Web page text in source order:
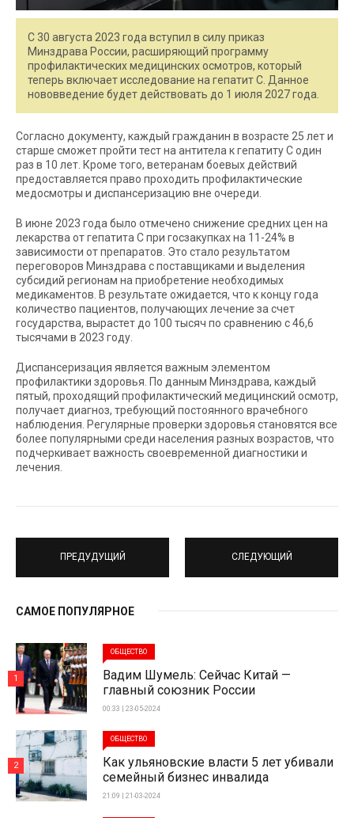
С 30 августа 2023 года вступил в силу приказ
Минздрава России, расширяющий программу
профилактических медицинских осмотров, который
теперь включает исследование на гепатит С. Данное
нововведение будет действовать до 1 июля 2027 года.
Согласно документу, каждый гражданин в возрасте 25 лет и
старше сможет пройти тест на антитела к гепатиту С один
раз в 10 лет. Кроме того, ветеранам боевых действий
предоставляется право проходить профилактические
медосмотры и диспансеризацию вне очереди.
В июне 2023 года было отмечено снижение средних цен на
лекарства от гепатита С при госзакупках на 11-24% в
зависимости от препаратов. Это стало результатом
переговоров Минздрава с поставщиками и выделения
субсидий регионам на приобретение необходимых
медикаментов. В результате ожидается, что к концу года
количество пациентов, получающих лечение за счет
государства, вырастет до 100 тысяч по сравнению с 46,6
тысячами в 2023 году.
Диспансеризация является важным элементом
профилактики здоровья. По данным Минздрава, каждый
пятый, проходящий профилактический медицинский осмотр,
получает диагноз, требующий постоянного врачебного
наблюдения. Регулярные проверки здоровья становятся все
более популярными среди населения разных возрастов, что
подчеркивает важность своевременной диагностики и
лечения.
ПРЕДУДУЩИЙ СЛЕДУЮЩИЙ
САМОЕ ПОПУЛЯРНОЕ
ОБЩЕСТВО
Вадим Шумель: Сейчас Китай —
главный союзник России
00:33 | 23-05-2024
1
ОБЩЕСТВО
Как ульяновские власти 5 лет убивали
семейный бизнес инвалида
21:09 | 21-03-2024
2